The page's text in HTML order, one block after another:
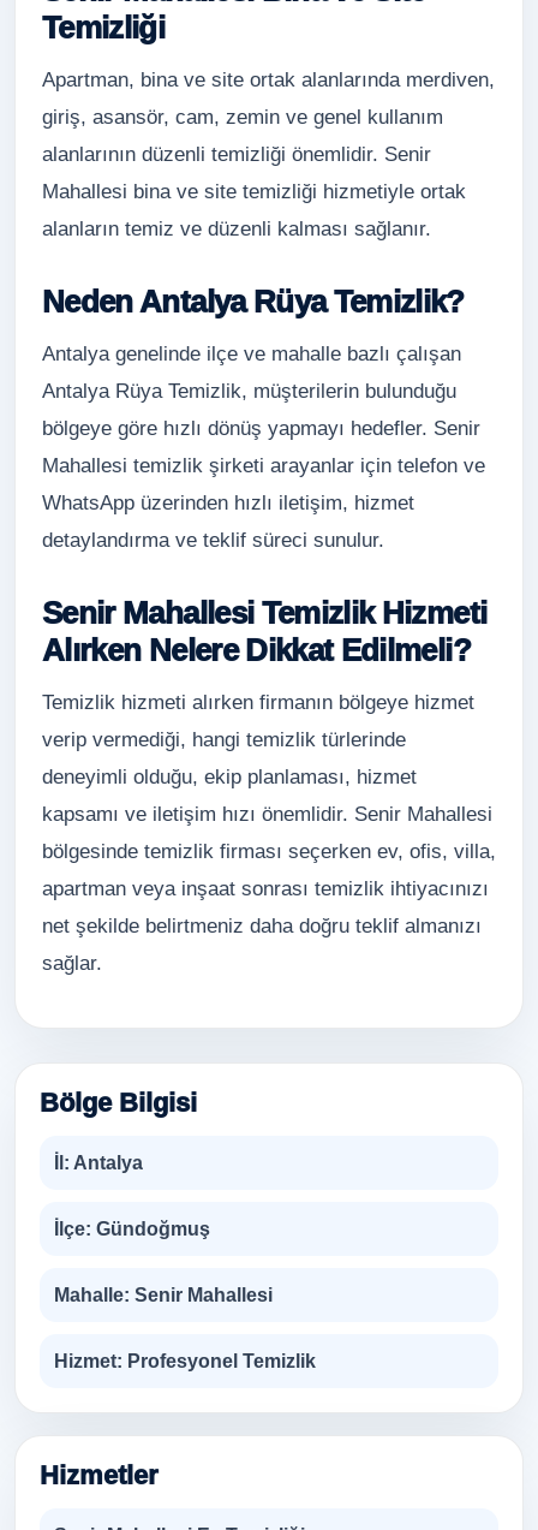
Temizliği
Apartman, bina ve site ortak alanlarında merdiven,
giriş, asansör, cam, zemin ve genel kullanım
alanlarının düzenli temizliği önemlidir. Senir
Mahallesi bina ve site temizliği hizmetiyle ortak
alanların temiz ve düzenli kalması sağlanır.
Neden Antalya Rüya Temizlik?
Antalya genelinde ilçe ve mahalle bazlı çalışan
Antalya Rüya Temizlik, müşterilerin bulunduğu
bölgeye göre hızlı dönüş yapmayı hedefler. Senir
Mahallesi temizlik şirketi arayanlar için telefon ve
WhatsApp üzerinden hızlı iletişim, hizmet
detaylandırma ve teklif süreci sunulur.
Senir Mahallesi Temizlik Hizmeti
Alırken Nelere Dikkat Edilmeli?
Temizlik hizmeti alırken firmanın bölgeye hizmet
verip vermediği, hangi temizlik türlerinde
deneyimli olduğu, ekip planlaması, hizmet
kapsamı ve iletişim hızı önemlidir. Senir Mahallesi
bölgesinde temizlik firması seçerken ev, ofis, villa,
apartman veya inşaat sonrası temizlik ihtiyacınızı
net şekilde belirtmeniz daha doğru teklif almanızı
sağlar.
Bölge Bilgisi
İl: Antalya
İlçe: Gündoğmuş
Mahalle: Senir Mahallesi
Hizmet: Profesyonel Temizlik
Hizmetler